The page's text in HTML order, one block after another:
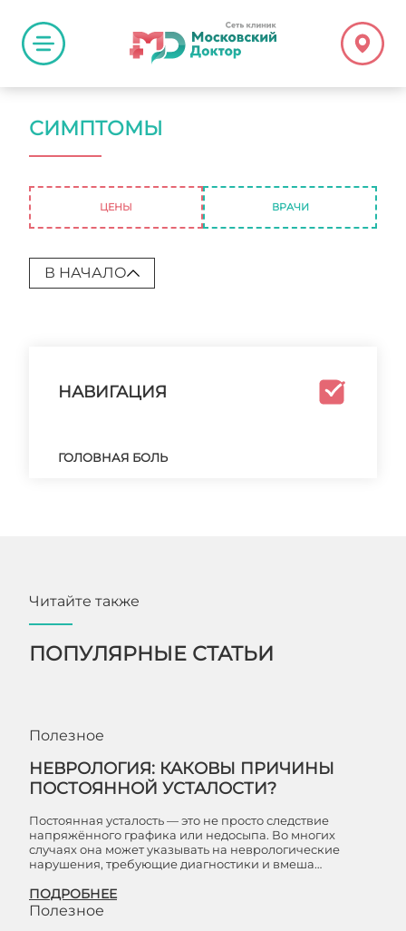
СИМПТОМЫ
ЦЕНЫ ВРАЧИ
В НАЧАЛО
НАВИГАЦИЯ
ГОЛОВНАЯ БОЛЬ
Читайте также
ПОПУЛЯРНЫЕ СТАТЬИ
Полезное
НЕВРОЛОГИЯ: КАКОВЫ ПРИЧИНЫ
ПОСТОЯННОЙ УСТАЛОСТИ?
Постоянная усталость — это не просто следствие
напряжённого графика или недосыпа. Во многих
случаях она может указывать на неврологические
нарушения, требующие диагностики и вмеша…
ПОДРОБНЕЕ
Полезное